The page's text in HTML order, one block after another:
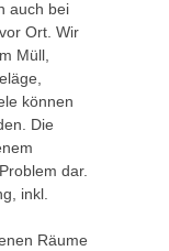
auch bei
Ort. Wir
Müll,
können
Die
dar.
inkl.
Räume